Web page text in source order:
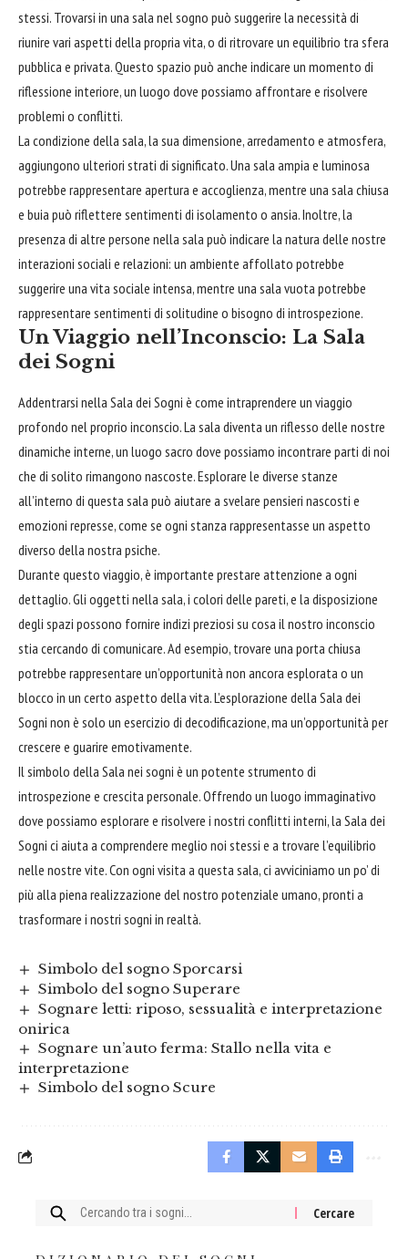
stessi. Trovarsi in una sala nel sogno può suggerire la necessità di
riunire vari aspetti della propria vita, o di ritrovare un equilibrio tra sfera
pubblica e privata. Questo spazio può anche indicare un momento di
riflessione interiore, un luogo dove possiamo affrontare e risolvere
problemi o conflitti.
La condizione della sala, la sua dimensione, arredamento e atmosfera,
aggiungono ulteriori strati di significato. Una sala ampia e luminosa
potrebbe rappresentare apertura e accoglienza, mentre una sala chiusa
e buia può riflettere sentimenti di isolamento o ansia. Inoltre, la
presenza di altre persone nella sala può indicare la natura delle nostre
interazioni sociali e relazioni: un ambiente affollato potrebbe
suggerire una vita sociale intensa, mentre una sala vuota potrebbe
rappresentare sentimenti di solitudine o bisogno di introspezione.
Un Viaggio nell’Inconscio: La Sala
dei Sogni
Addentrarsi nella Sala dei Sogni è come intraprendere un viaggio
profondo nel proprio inconscio. La sala diventa un riflesso delle nostre
dinamiche interne, un luogo sacro dove possiamo incontrare parti di noi
che di solito rimangono nascoste. Esplorare le diverse stanze
all’interno di questa sala può aiutare a svelare pensieri nascosti e
emozioni represse, come se ogni stanza rappresentasse un aspetto
diverso della nostra psiche.
Durante questo viaggio, è importante prestare attenzione a ogni
dettaglio. Gli oggetti nella sala, i colori delle pareti, e la disposizione
degli spazi possono fornire indizi preziosi su cosa il nostro inconscio
stia cercando di comunicare. Ad esempio, trovare una porta chiusa
potrebbe rappresentare un’opportunità non ancora esplorata o un
blocco in un certo aspetto della vita. L’esplorazione della Sala dei
Sogni non è solo un esercizio di decodificazione, ma un’opportunità per
crescere e guarire emotivamente.
Il simbolo della Sala nei sogni è un potente strumento di
introspezione e crescita personale. Offrendo un luogo immaginativo
dove possiamo esplorare e risolvere i nostri conflitti interni, la Sala dei
Sogni ci aiuta a comprendere meglio noi stessi e a trovare l’equilibrio
nelle nostre vite. Con ogni visita a questa sala, ci avviciniamo un po’ di
più alla piena realizzazione del nostro potenziale umano, pronti a
trasformare i nostri sogni in realtà.
Simbolo del sogno Sporcarsi
Simbolo del sogno Superare
Sognare letti: riposo, sessualità e interpretazione
onirica
Sognare un’auto ferma: Stallo nella vita e
interpretazione
Simbolo del sogno Scure
Cercare: